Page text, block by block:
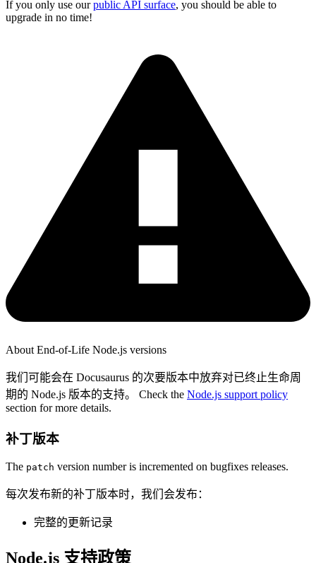
If you only use ourpublic API surface, you should be able to
upgrade in no time!
About End-of-Life Node.js versions
我们可能会在 Docusaurus 的次要版本中放弃对已终止生命周
期的 Node.js 版本的支持。 Check the Node.js support policy
section for more details.
补丁版本
The patch version number is incremented on bugfixes releases.
每次发布新的补丁版本时，我们会发布：
完整的更新记录
Node.js 支持政策